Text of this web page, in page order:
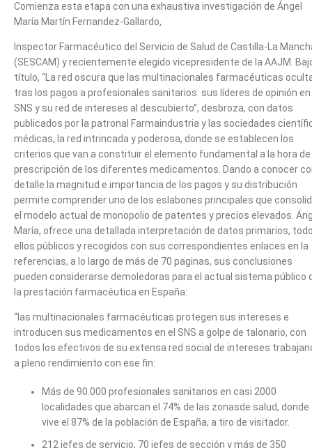
Comienza esta etapa con una exhaustiva investigación de Ángel
María Martín Fernandez-Gallardo,
Inspector Farmacéutico del Servicio de Salud de Castilla-La
(SESCAM) y recientemente elegido vicepresidente de la AAJM.
título, “La red oscura que las multinacionales farmacéuticas
tras los pagos a profesionales sanitarios: sus líderes de opinión en
SNS y su red de intereses al descubierto”, desbroza, con datos
publicados por la patronal Farmaindustria y las sociedades
médicas, la red intrincada y poderosa, donde se establecen los
criterios que van a constituir el elemento fundamental a la hora de
prescripción de los diferentes medicamentos. Dando a conocer
detalle la magnitud e importancia de los pagos y su distribución
permite comprender uno de los eslabones principales que
el modelo actual de monopolio de patentes y precios elevados.
María, ofrece una detallada interpretación de datos primarios,
ellos públicos y recogidos con sus correspondientes enlaces en la
referencias, a lo largo de más de 70 paginas, sus conclusiones
pueden considerarse demoledoras para el actual sistema público
la prestación farmacéutica en España:
“las multinacionales farmacéuticas protegen sus intereses e
introducen sus medicamentos en el SNS a golpe de talonario, con
todos los efectivos de su extensa red social de intereses
a pleno rendimiento con ese fin:
Más de 90.000 profesionales sanitarios en casi 2000
localidades que abarcan el 74% de las zonasde salud, donde
vive el 87% de la población de España, a tiro de visitador.
212 jefes de servicio, 70 jefes de sección y más de 350